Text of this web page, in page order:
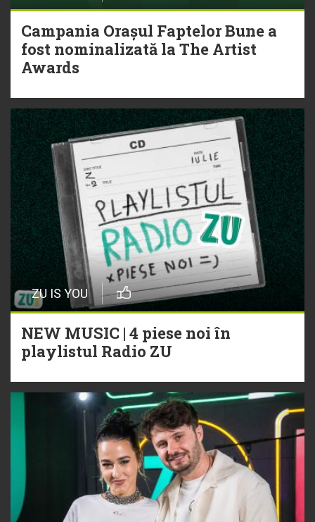
Campania Orașul Faptelor Bune a
fost nominalizată la The Artist
Awards
ZU IS YOU
NEW MUSIC | 4 piese noi în
playlistul Radio ZU